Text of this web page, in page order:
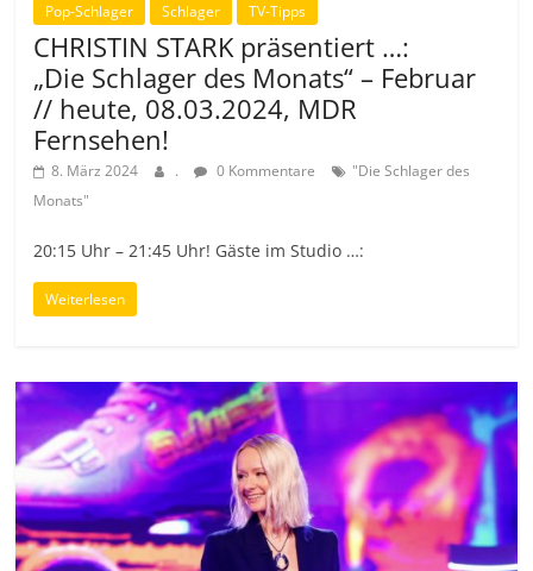
Pop-Schlager Schlager TV-Tipps
CHRISTIN STARK präsentiert …:
„Die Schlager des Monats“ – Februar
// heute, 08.03.2024, MDR
Fernsehen!
8. März 2024 . 0 Kommentare
"Die Schlager des
Monats"
20:15 Uhr – 21:45 Uhr! Gäste im Studio …:
Weiterlesen